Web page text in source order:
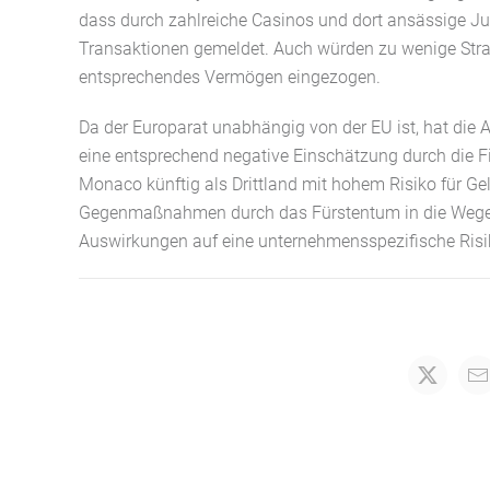
dass durch zahlreiche Casinos und dort ansässige
Transaktionen gemeldet. Auch würden zu wenige
entsprechendes Vermögen eingezogen.
Da der Europarat unabhängig von der EU ist, hat
eine entsprechend negative Einschätzung durch die
Monaco künftig als Drittland mit hohem Risiko für
Gegenmaßnahmen durch das Fürstentum in die
Auswirkungen auf eine unternehmensspezifische